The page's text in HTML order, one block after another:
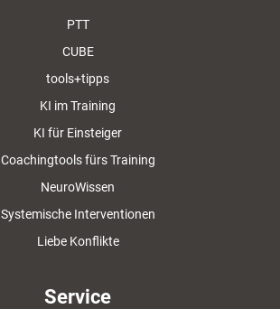
PTT
CUBE
tools+tipps
KI im Training
KI für Einsteiger
Coachingtools fürs Training
NeuroWissen
Systemische Interventionen
Liebe Konflikte
Service